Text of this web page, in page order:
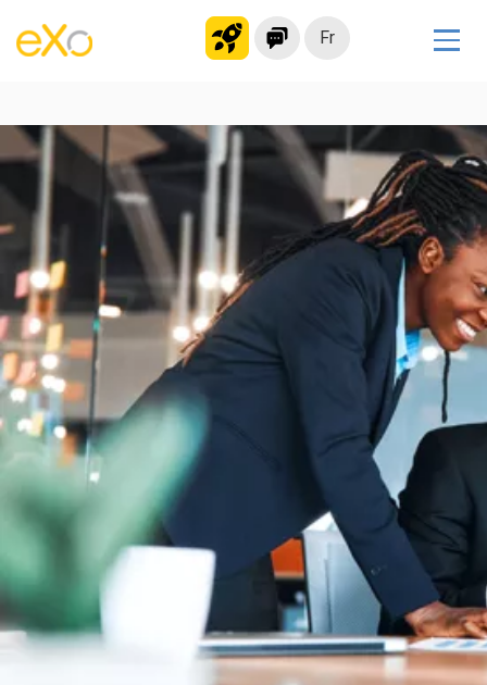
Fr
Intranet moderne
Plateforme collaborative
Réseau social
Hub de connaissances
Portail d’applications
Alternative à
Microsoft 365
Migrer vers eXo Platform
Produit
La Plateforme
Pourquoi eXo
Internationalisation
Mobile
No code